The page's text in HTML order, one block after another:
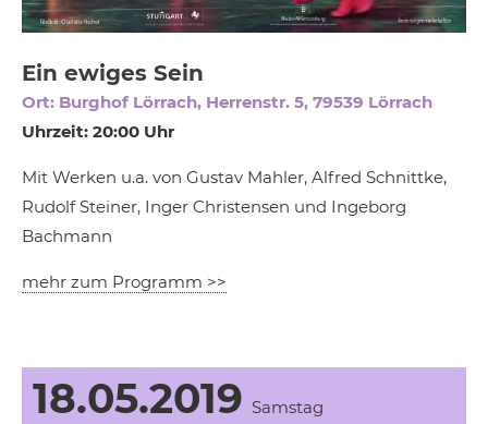
Ein ewiges Sein
Ort: Burghof Lörrach, Herrenstr. 5, 79539 Lörrach
Uhrzeit: 20:00 Uhr
Mit Werken u.a. von Gustav Mahler, Alfred Schnittke,
Rudolf Steiner, Inger Christensen und Ingeborg
Bachmann
mehr zum Programm >>
18.05.2019 Samstag